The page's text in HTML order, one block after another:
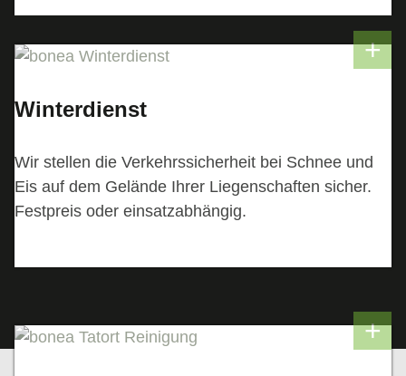
Winterdienst
Wir stellen die Verkehrssicherheit bei Schnee und
Eis auf dem Gelände Ihrer Liegenschaften sicher.
Festpreis oder einsatzabhängig.